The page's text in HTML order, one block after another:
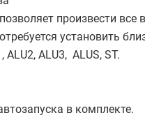
произвести
установить
ALU3, ALUS, ST.
в комплекте.